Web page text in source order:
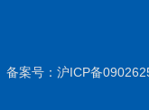
备案号：沪ICP备